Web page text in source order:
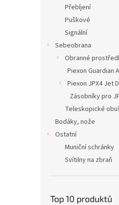
Přebíjení
Puškové
Signální
Sebeobrana
Obranné
Piexon Guardian
Piexon JPX4 Jet
Zásobníky pro
Teleskopické
Bodáky, nože
Ostatní
Muniční schránky
Svítilny na zbraň
Top 10 produktů